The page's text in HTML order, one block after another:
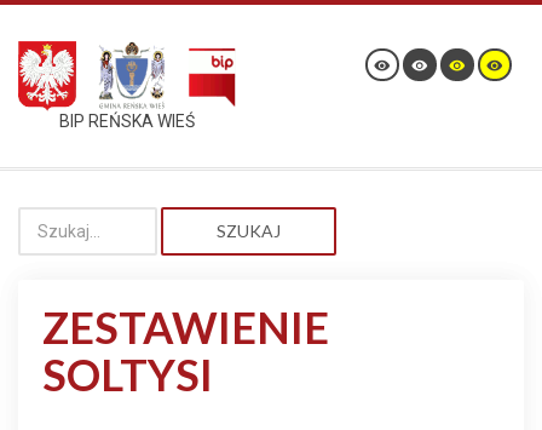
BIP REŃSKA WIEŚ
SZUKAJ
ZESTAWIENIE
SOLTYSI